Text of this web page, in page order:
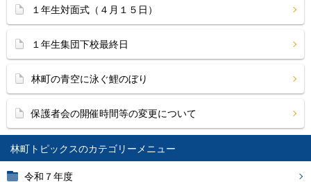
林町トピックス
令和７年度
１年生対面式（４月１５日）
１年生集団下校最終日
林町の青空に泳ぐ鯉のぼり
保護者会の開催時間等の変更について